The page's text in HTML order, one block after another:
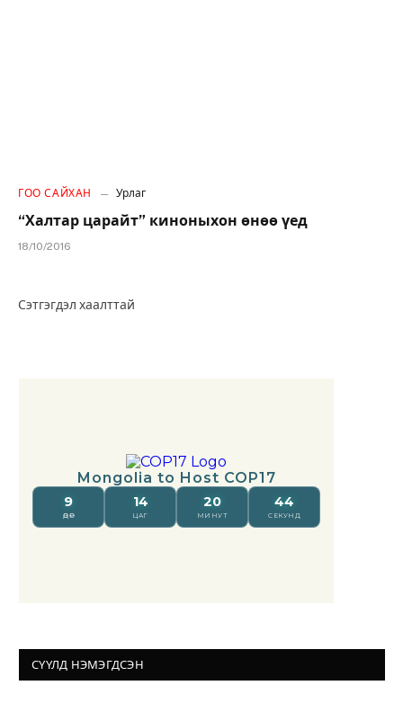
ГОО САЙХАН Урлаг
“Халтар царайт” киноныхон өнөө үед
18/10/2016
Сэтгэгдэл хаалттай
СҮҮЛД НЭМЭГДСЭН